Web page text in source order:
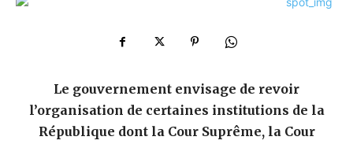
Le gouvernement envisage de revoir
l’organisation de certaines institutions de la
République dont la Cour Suprême, la Cour